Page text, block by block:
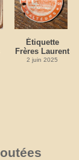
Étiquette
Frères Laurent
2 juin 2025